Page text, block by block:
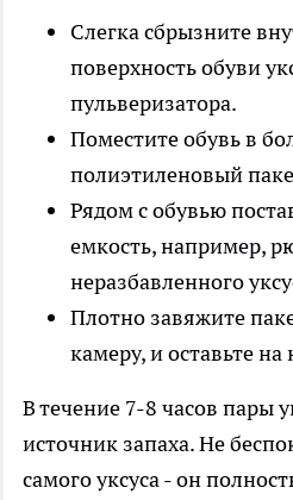
Слегка сбрызните
поверхность обуви
пульверизатора.
Поместите обувь в
полиэтиленовый
Рядом с обувью
емкость, например,
неразбавленного
Плотно завяжите
камеру, и оставьте на
В течение 7-8 часов пары
источник запаха. Не
самого уксуса - он